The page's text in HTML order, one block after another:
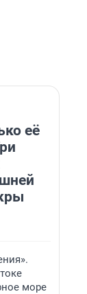
её
море